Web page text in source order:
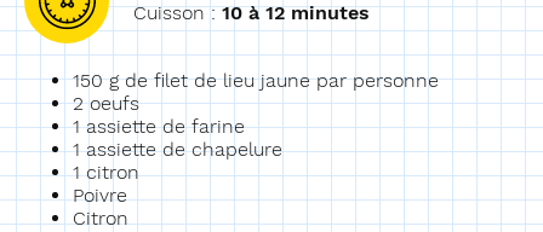
Cuisson :10 à 12 minutes
150 g de filet de lieu jaune par personne
2 oeufs
1 assiette de farine
1 assiette de chapelure
1 citron
Poivre
Citron